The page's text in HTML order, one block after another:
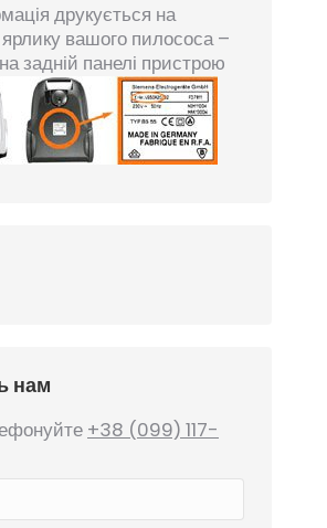
друкується на
вашого пилососа –
задній панелі пристрою
нам
+38 (099) 117-